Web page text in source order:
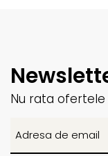
Nu rata